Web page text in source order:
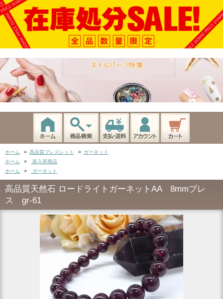
ホーム > 高品質ブレスレット > ガーネット
ホーム
>
新入荷商品
ホーム
> ガーネット
高品質天然石 ロードライトガーネットAA 8mmブレ
ス gr-61